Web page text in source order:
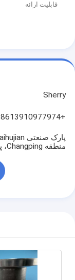
قابلیت ارائه
Sherry
+8613910977974
منطقه Changping، پکن، چین